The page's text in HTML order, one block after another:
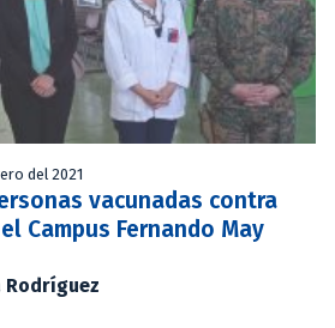
del 2021
vacunadas contra
Campus Fernando May